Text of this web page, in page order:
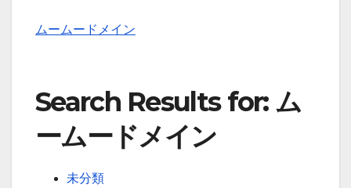
ムームードメイン
Search Results for: ム
ームードメイン
未分類